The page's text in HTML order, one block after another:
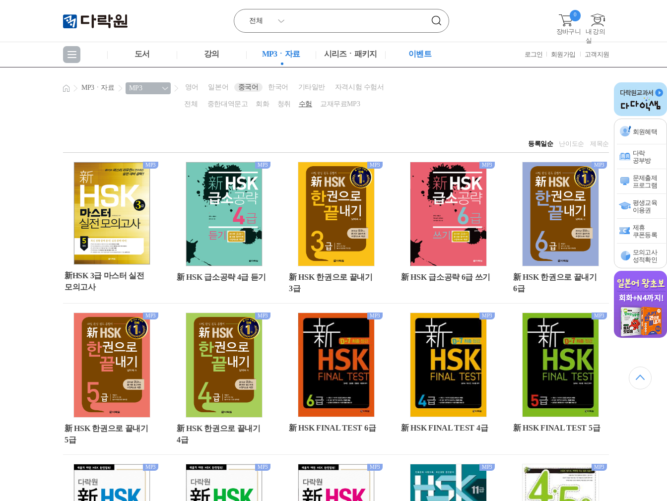
장바구니
0
내 강의
실
도서 강의 MP3ㆍ자료 시리즈ㆍ패키지 이벤트 로그인 회원가입 고객지원
회원혜택
다락
공부방
문제출제
프로그램
평생교육
이용권
제휴
쿠폰등록
모의고사
성적확인
MP3ㆍ자료 영어 일본어 중국어 한국어 기타일반 자격시험 수험서
전체 중한대역문고 회화 청취 수험 교재무료MP3
등록일순 난이도순 제목순
MP3
新HSK 3급 마스터 실전
모의고사
MP3
新 HSK 급소공략 4급 듣기
MP3
新 HSK 한권으로 끝내기
3급
MP3
新 HSK 급소공략 6급 쓰기
MP3
新 HSK 한권으로 끝내기
6급
MP3
新 HSK 한권으로 끝내기
5급
MP3
新 HSK 한권으로 끝내기
4급
MP3
新 HSK FINAL TEST 6급
MP3
新 HSK FINAL TEST 4급
MP3
新 HSK FINAL TEST 5급
MP3 MP3 MP3 MP3 MP3